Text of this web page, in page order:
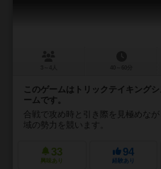
このゲームはトリックテイキング
ームです。
合戦で攻め時と引き際を見極めな
域の勢力を競います。
33
興味あり
94
経験あり